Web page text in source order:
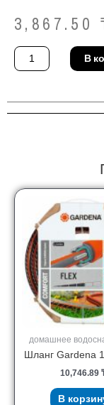
3,867.50
Количество
товара
Комплект
20
В
домашнее
Шланг Gardena
10,746.89
В